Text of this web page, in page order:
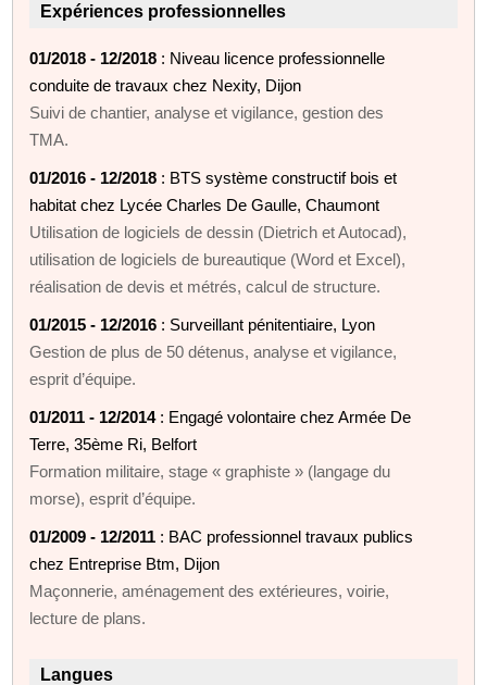
Expériences professionnelles
01/2018 - 12/2018 : Niveau licence professionnelle
conduite de travaux chez Nexity, Dijon
Suivi de chantier, analyse et vigilance, gestion des
TMA.
01/2016 - 12/2018 : BTS système constructif bois et
habitat chez Lycée Charles De Gaulle, Chaumont
Utilisation de logiciels de dessin (Dietrich et Autocad),
utilisation de logiciels de bureautique (Word et Excel),
réalisation de devis et métrés, calcul de structure.
01/2015 - 12/2016 : Surveillant pénitentiaire, Lyon
Gestion de plus de 50 détenus, analyse et vigilance,
esprit d’équipe.
01/2011 - 12/2014: Engagé volontaire chez Armée De
Terre, 35ème Ri, Belfort
Formation militaire, stage « graphiste » (langage du
morse), esprit d’équipe.
01/2009 - 12/2011 : BAC professionnel travaux publics
chez Entreprise Btm, Dijon
Maçonnerie, aménagement des extérieures, voirie,
lecture de plans.
Langues